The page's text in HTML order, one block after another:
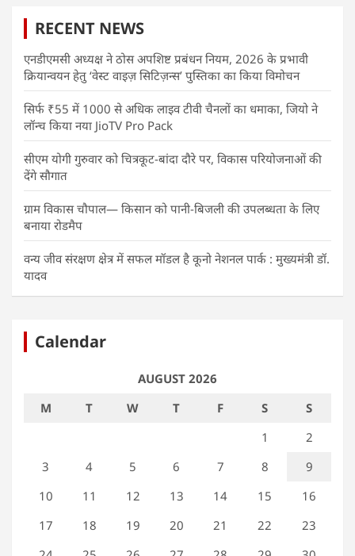
RECENT NEWS
एनडीएमसी अध्यक्ष ने ठोस अपशिष्ट प्रबंधन नियम, 2026 के प्रभावी
क्रियान्वयन हेतु ‘वेस्ट वाइज़ सिटिज़न्स’ पुस्तिका का किया विमोचन
सिर्फ ₹55 में 1000 से अधिक लाइव टीवी चैनलों का धमाका, जियो ने
लॉन्च किया नया JioTV Pro Pack
सीएम योगी गुरुवार को चित्रकूट-बांदा दौरे पर, विकास परियोजनाओं की
देंगे सौगात
ग्राम विकास चौपाल— किसान को पानी-बिजली की उपलब्धता के लिए
बनाया रोडमैप
वन्य जीव संरक्षण क्षेत्र में सफल मॉडल है कूनो नेशनल पार्क : मुख्यमंत्री डॉ.
यादव
Calendar
AUGUST 2026
M
T W T F S
S
1
2
3
4 5 6 7 8
9
10
11 12 13 14 15
16
17
18 19 20 21 22
23